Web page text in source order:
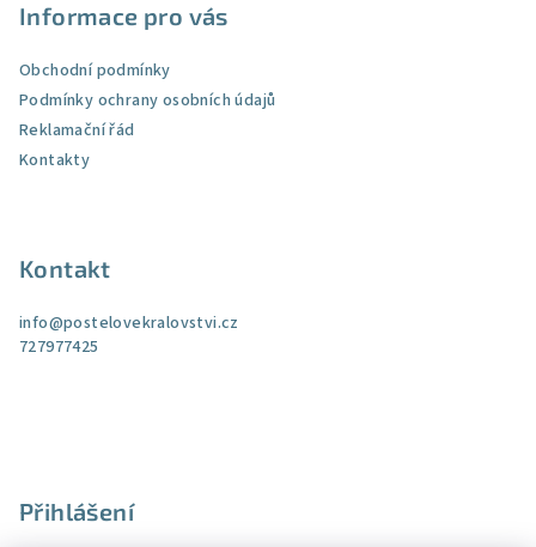
Informace pro vás
Obchodní podmínky
Podmínky ochrany osobních údajů
Reklamační řád
Kontakty
Kontakt
info@postelovekralovstvi.cz
727977425
Přihlášení